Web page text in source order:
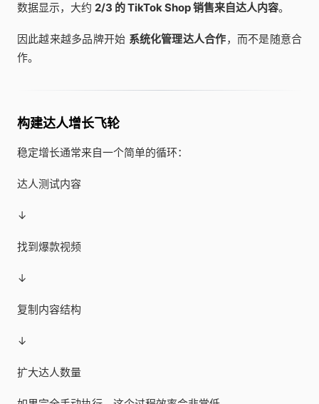
数据显示，大约 2/3 的 TikTok Shop 销售来自达人内容。
因此越来越多品牌开始 系统化管理达人合作，而不是随意合
作。
构建达人增长飞轮
稳定增长通常来自一个简单的循环：
达人测试内容
↓
找到爆款视频
↓
复制内容结构
↓
扩大达人数量